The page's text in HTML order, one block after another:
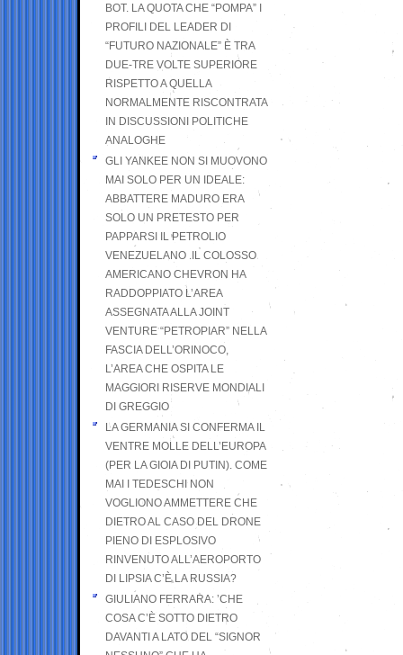
BOT. LA QUOTA CHE “POMPA” I
PROFILI DEL LEADER DI
“FUTURO NAZIONALE” È TRA
DUE-TRE VOLTE SUPERIORE
RISPETTO A QUELLA
NORMALMENTE RISCONTRATA
IN DISCUSSIONI POLITICHE
ANALOGHE
GLI YANKEE NON SI MUOVONO
MAI SOLO PER UN IDEALE:
ABBATTERE MADURO ERA
SOLO UN PRETESTO PER
PAPPARSI IL PETROLIO
VENEZUELANO .IL COLOSSO
AMERICANO CHEVRON HA
RADDOPPIATO L’AREA
ASSEGNATA ALLA JOINT
VENTURE “PETROPIAR” NELLA
FASCIA DELL’ORINOCO,
L’AREA CHE OSPITA LE
MAGGIORI RISERVE MONDIALI
DI GREGGIO
LA GERMANIA SI CONFERMA IL
VENTRE MOLLE DELL’EUROPA
(PER LA GIOIA DI PUTIN). COME
MAI I TEDESCHI NON
VOGLIONO AMMETTERE CHE
DIETRO AL CASO DEL DRONE
PIENO DI ESPLOSIVO
RINVENUTO ALL’AEROPORTO
DI LIPSIA C’È LA RUSSIA?
GIULIANO FERRARA: ’CHE
COSA C’È SOTTO DIETRO
DAVANTI A LATO DEL “SIGNOR